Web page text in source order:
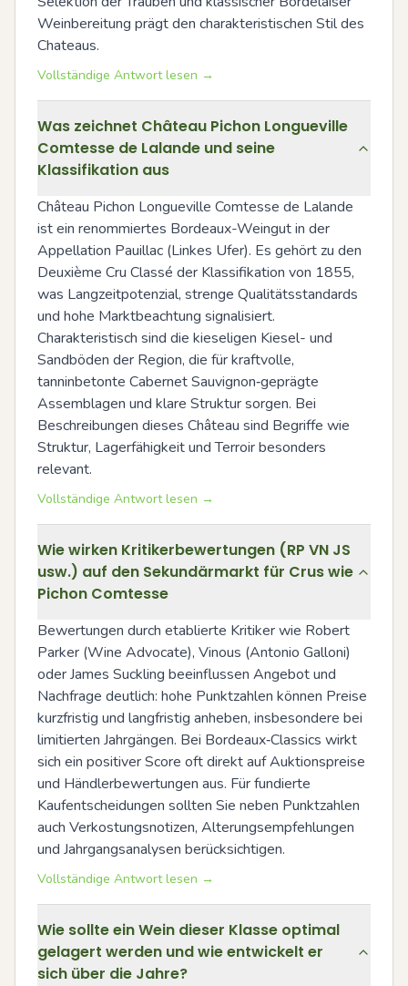
Weinbereitung prägt den charakteristischen Stil des
Chateaus.
Vollständige Antwort lesen →
Was zeichnet Château Pichon Longueville
Comtesse de Lalande und seine
Klassifikation aus
Château Pichon Longueville Comtesse de Lalande
ist ein renommiertes Bordeaux-Weingut in der
Appellation Pauillac (Linkes Ufer). Es gehört zu den
Deuxième Cru Classé der Klassifikation von 1855,
was Langzeitpotenzial, strenge Qualitätsstandards
und hohe Marktbeachtung signalisiert.
Charakteristisch sind die kieseligen Kiesel- und
Sandböden der Region, die für kraftvolle,
tanninbetonte Cabernet Sauvignon‑geprägte
Assemblagen und klare Struktur sorgen. Bei
Beschreibungen dieses Château sind Begriffe wie
Struktur, Lagerfähigkeit und Terroir besonders
relevant.
Vollständige Antwort lesen →
Wie wirken Kritikerbewertungen (RP VN JS
usw.) auf den Sekundärmarkt für Crus wie
Pichon Comtesse
Bewertungen durch etablierte Kritiker wie Robert
Parker (Wine Advocate), Vinous (Antonio Galloni)
oder James Suckling beeinflussen Angebot und
Nachfrage deutlich: hohe Punktzahlen können Preise
kurzfristig und langfristig anheben, insbesondere bei
limitierten Jahrgängen. Bei Bordeaux‑Classics wirkt
sich ein positiver Score oft direkt auf Auktionspreise
und Händlerbewertungen aus. Für fundierte
Kaufentscheidungen sollten Sie neben Punktzahlen
auch Verkostungsnotizen, Alterungsempfehlungen
und Jahrgangsanalysen berücksichtigen.
Vollständige Antwort lesen →
Wie sollte ein Wein dieser Klasse optimal
gelagert werden und wie entwickelt er
sich über die Jahre?